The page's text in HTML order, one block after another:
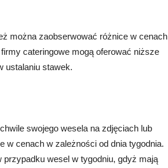
można zaobserwować różnice w cenach
cateringowe mogą oferować niższe
ustalaniu stawek.
swojego wesela na zdjęciach lub
w cenach w zależności od dnia tygodnia.
wesel w tygodniu, gdyż mają